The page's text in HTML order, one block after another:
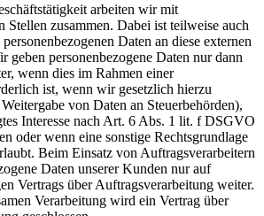
arbeiten wir mit
Stellen zusammen. Dabei ist teilweise auch
Daten an diese externen
geben personenbezogene Daten nur dann
wenn dies im Rahmen einer
ist, wenn wir gesetzlich hierzu
von Daten an Steuerbehörden),
Interesse nach Art. 6 Abs. 1 lit. f DSGVO
oder wenn eine sonstige Rechtsgrundlage
Beim Einsatz von Auftragsverarbeitern
Daten unserer Kunden nur auf
Vertrags über Auftragsverarbeitung weiter.
Verarbeitung wird ein Vertrag über